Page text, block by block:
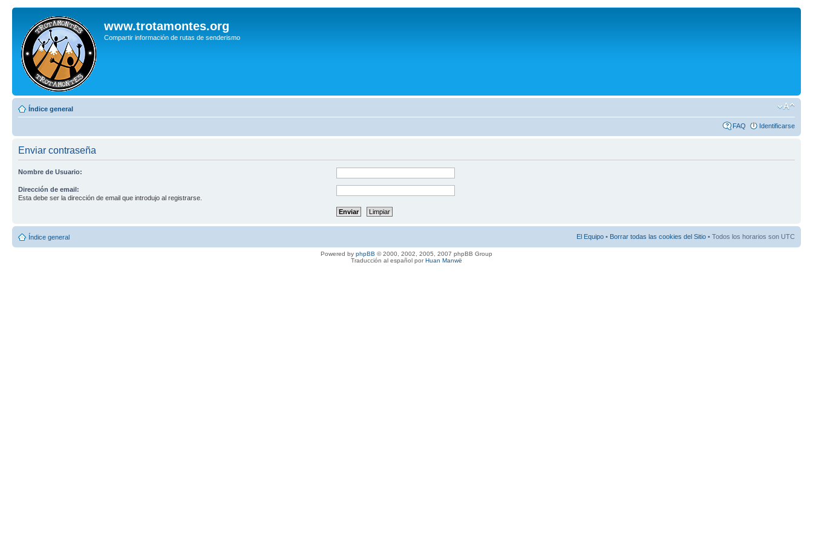
www.trotamontes.org
Compartir información de rutas de senderismo
Índice general
FAQ Identificarse
Enviar contraseña
Nombre de Usuario:
Dirección de email:
Esta debe ser la dirección de email que introdujo al registrarse.
Índice general El Equipo • Borrar todas las cookies del Sitio • Todos los horarios son UTC
Powered by phpBB © 2000, 2002, 2005, 2007 phpBB Group
Traducción al español porHuan Manwë